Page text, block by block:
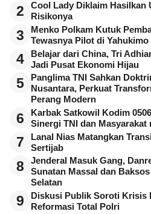
2
Cool Lady Diklaim Hasilkan
Risikonya
3
Menko Polkam Kutuk
Tewasnya Pilot di Yahukimo
4
Belajar dari China, Tri
Jadi Pusat Ekonomi Hijau
5
Panglima TNI Sahkan
Nusantara, Perkuat
Perang Modern
6
Karbak Satkowil Kodim
Sinergi TNI dan
7
Lanal Nias Matangkan
Sertijab
8
Jenderal Masuk Gang,
Sunatan Massal dan
Selatan
9
Diskusi Publik Soroti Krisis
Reformasi Total Polri